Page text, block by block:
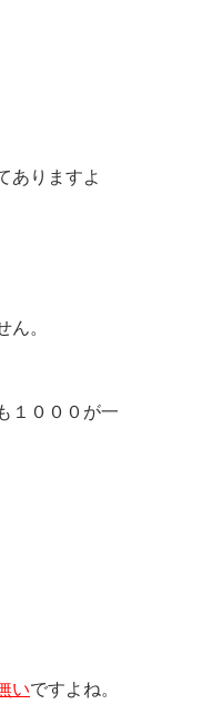
ありますよ
。
１０００が一
いですよね。